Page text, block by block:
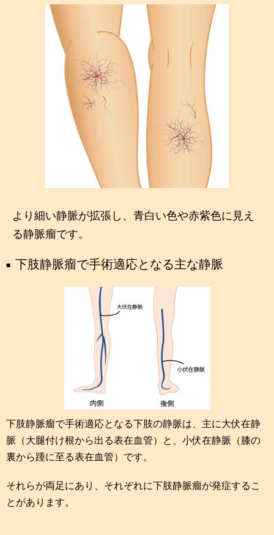
より細い静脈が拡張し、青白い色や赤紫色に見え
る静脈瘤です。
下肢静脈瘤で手術適応となる主な静脈
下肢静脈瘤で手術適応となる下肢の静脈は、主に大伏在静
脈（大腿付け根から出る表在血管）と、小伏在静脈（膝の
裏から踵に至る表在血管）です。
それらが両足にあり、それぞれに下肢静脈瘤が発症するこ
とがあります。